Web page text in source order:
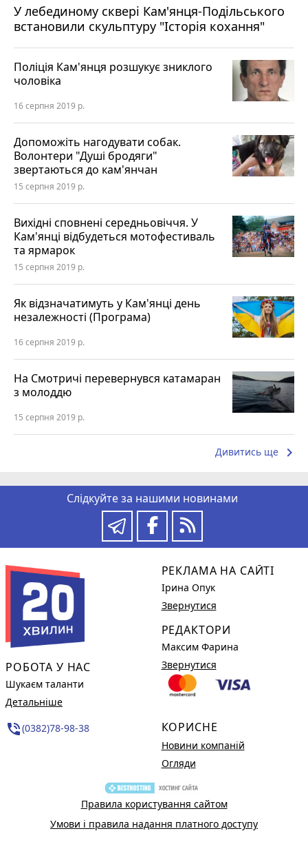
У лебединому сквері Кам'янця-Подільського
встановили скульптуру "Історія кохання"
Поліція Кам'янця розшукує зниклого
чоловіка
16 серпня 2019 р.
Допоможіть нагодувати собак.
Волонтери "Душі бродяги"
звертаються до кам'янчан
15 серпня 2019 р.
Вихідні сповнені середньовіччя. У
Кам'янці відбудеться мотофестиваль
та ярмарок
15 серпня 2019 р.
Як відзначатимуть у Кам'янці день
незалежності (Програма)
16 серпня 2019 р.
На Смотричі перевернувся катамаран
з молоддю
15 серпня 2019 р.
Дивитись ще keyboard_arrow_right
Слідкуйте за нашими новинами
РОБОТА У НАС
Шукаєм таланти
Детальніше
phone_in_talk(0382)78-98-38
РЕКЛАМА НА САЙТІ
Ірина Опук
Звернутися
РЕДАКТОРИ
Максим Фарина
Звернутися
КОРИСНЕ
Новини компаній
Огляди
Правила користування сайтом
Умови і правила надання платного доступу